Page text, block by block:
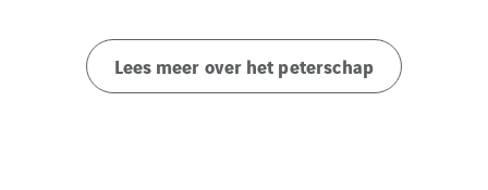
Lees meer over het peterschap